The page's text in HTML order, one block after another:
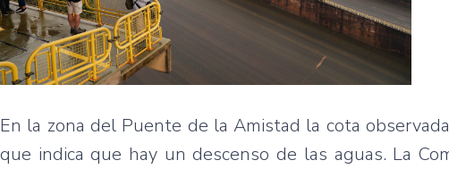
En la zona del Puente de la Amistad la cota
que indica que hay un descenso de las aguas. La